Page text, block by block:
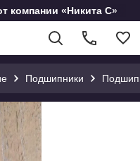
компании «Никита С»
Подшипники